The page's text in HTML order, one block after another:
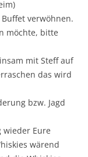
ver­wöh­nen.
möchte, bitte
mit Steff auf
das wird
bzw. Jagd
wieder Eure
wärend